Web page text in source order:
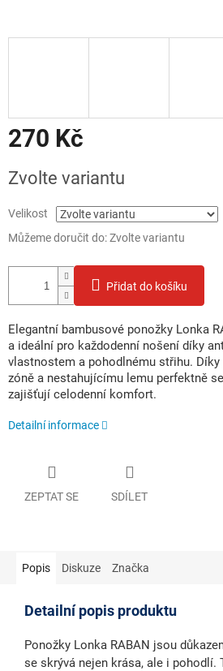
270 Kč
cena:
Zvolte variantu
Velikost
Můžeme doručit do:Zvolte variantu
Přidat do košíku
Elegantní bambusové ponožky Lonka
a ideální pro každodenní nošení díky
vlastnostem a pohodlnému střihu.
zóně a nestahujícímu lemu perfektně
zajišťují celodenní komfort.
Detailní informace
ZEPTAT SE SDÍLET
Popis Diskuze Značka
Detailní popis produktu
Ponožky Lonka RABAN jsou
se skrývá nejen krása, ale i pohodlí.